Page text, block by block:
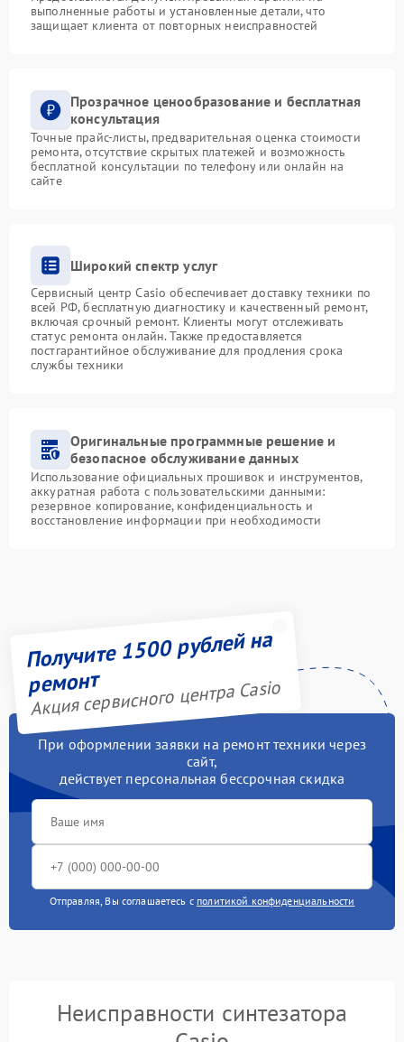
выполненные работы и установленные детали, что
защищает клиента от повторных неисправностей
Прозрачное ценообразование и бесплатная
консультация
Точные прайс-листы, предварительная оценка стоимости
ремонта, отсутствие скрытых платежей и возможность
бесплатной консультации по телефону или онлайн на
сайте
Широкий спектр услуг
Сервисный центр Casio обеспечивает доставку техники по
всей РФ, бесплатную диагностику и качественный ремонт,
включая срочный ремонт. Клиенты могут отслеживать
статус ремонта онлайн. Также предоставляется
постгарантийное обслуживание для продления срока
службы техники
Оригинальные программные решение и
безопасное обслуживание данных
Использование официальных прошивок и инструментов,
аккуратная работа с пользовательскими данными:
резервное копирование, конфиденциальность и
восстановление информации при необходимости
Получите 1500 рублей на
ремонт
Акция сервисного центра Casio
При оформлении заявки на ремонт техники через
сайт,
действует персональная бессрочная скидка
Отправляя, Вы соглашаетесь с политикой конфиденциальности
Неисправности синтезатора